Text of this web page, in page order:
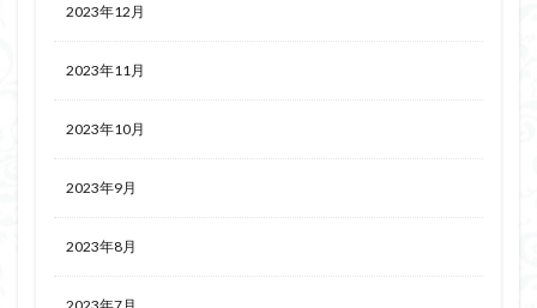
2023年12月
2023年11月
2023年10月
2023年9月
2023年8月